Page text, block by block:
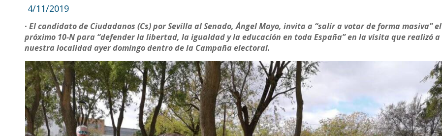
4/11/2019
· El candidato de Ciudadanos (Cs) por Sevilla al Senado, Ángel Mayo, invita a “salir a votar de forma masiva” el
próximo 10-N para “defender la libertad, la igualdad y la educación en toda España” en la visita que realizó a
nuestra localidad ayer domingo dentro de la Campaña electoral.